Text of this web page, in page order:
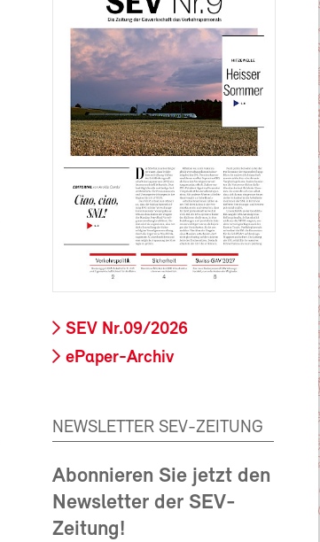
SEV Nr.09/2026
ePaper-Archiv
NEWSLETTER SEV-ZEITUNG
Abonnieren Sie jetzt den
Newsletter der SEV-
Zeitung!